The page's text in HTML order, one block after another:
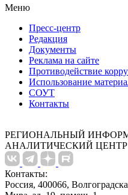
Меню
Пресс-центр
Редакция
Документы
Реклама на сайте
Противодействие
Использование
СОУТ
Контакты
РЕГИОНАЛЬНЫЙ
АНАЛИТИЧЕСКИЙ ЦЕНТР
Контакты:
Россия, 400066,